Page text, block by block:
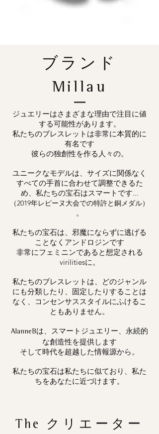
ブランド
Millau
ジュエリーはさまざまな理由で注目に値
する可能性があります。
私たちのブレスレットは非常に本質的に
有名です
彼らの独創性を作る人々の。
ユニークなモデルは、サイズに関係なく
すべての手首に合わせて調整できるた
め、私たちの宝石はスマートです...
（2019年レピーヌ大会での特許と銅メダル）
。
私たちの宝石は、邪魔にならずに逃げる
ことなくアンドロジンです
非常にフェミニンであると想定される
virilitiesに。
私たちのブレスレットは、どのジャンル
にも分類したり、固定したりすることは
なく、コンセンサススタイルにふけるこ
ともありません。
AlanneBは、スマートジュエリー、永続的
な創造性を提供します
そして時代を超越した情報源から。
私たちの宝石は私たちに似ており、私た
ちをあなたに近づけます。
The クリエーター